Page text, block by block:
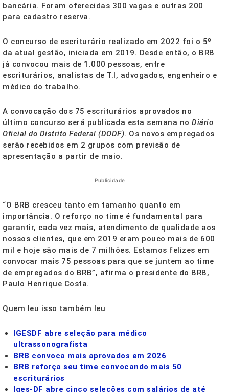
bancária. Foram oferecidas 300 vagas e outras 200
para cadastro reserva.
O concurso de escriturário realizado em 2022 foi o 5º
da atual gestão, iniciada em 2019. Desde então, o BRB
já convocou mais de 1.000 pessoas, entre
escriturários, analistas de T.I, advogados, engenheiro e
médico do trabalho.
A convocação dos 75 escriturários aprovados no
último concurso será publicada esta semana no Diário
Oficial do Distrito Federal (DODF). Os novos empregados
serão recebidos em 2 grupos com previsão de
apresentação a partir de maio.
Publicidade
“O BRB cresceu tanto em tamanho quanto em
importância. O reforço no time é fundamental para
garantir, cada vez mais, atendimento de qualidade aos
nossos clientes, que em 2019 eram pouco mais de 600
mil e hoje são mais de 7 milhões. Estamos felizes em
convocar mais 75 pessoas para que se juntem ao time
de empregados do BRB”, afirma o presidente do BRB,
Paulo Henrique Costa.
Quem leu isso também leu
IGESDF abre seleção para médico
ultrassonografista
BRB convoca mais aprovados em 2026
BRB reforça seu time convocando mais 50
escriturários
Iges-DF abre cinco seleções com salários de até